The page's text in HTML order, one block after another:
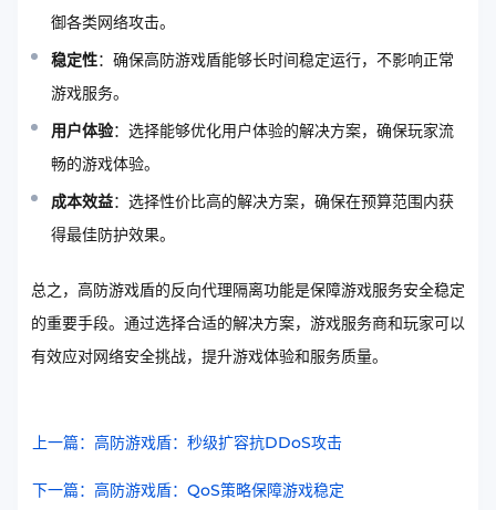
御各类网络攻击。
稳定性：确保高防游戏盾能够长时间稳定运行，不影响正常
游戏服务。
用户体验：选择能够优化用户体验的解决方案，确保玩家流
畅的游戏体验。
成本效益：选择性价比高的解决方案，确保在预算范围内获
得最佳防护效果。
总之，高防游戏盾的反向代理隔离功能是保障游戏服务安全稳定
的重要手段。通过选择合适的解决方案，游戏服务商和玩家可以
有效应对网络安全挑战，提升游戏体验和服务质量。
上一篇：高防游戏盾：秒级扩容抗DDoS攻击
下一篇：高防游戏盾：QoS策略保障游戏稳定